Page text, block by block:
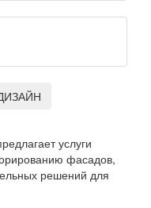
услуги
фасадов,
решений для